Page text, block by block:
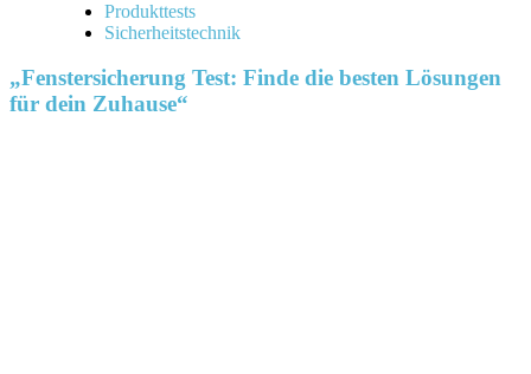
Produkttests
Sicherheitstechnik
„Fenstersicherung Test: Finde die besten Lösungen
für dein Zuhause“